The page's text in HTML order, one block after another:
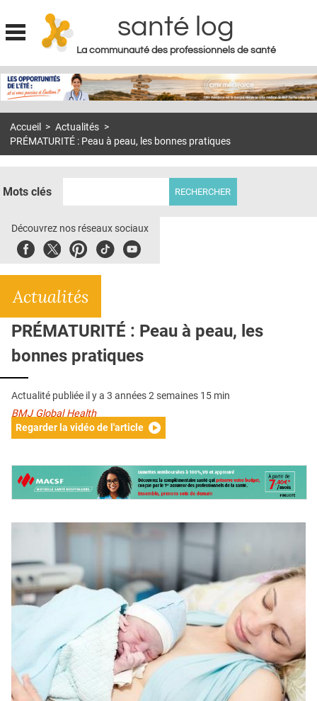
Jump to navigation
santé log
La communauté des professionnels de santé
MON COMPTE
S'ABONNER À LA REVUE SOIN À DOMICILE
DOSSIERS
E-REVUE SAD
L'APP
QUI SOMMES-NOUS ?
PUBLICITÉ
CONDITIONS GÉNÉRALES
CONTACT
CRÉDITS
Accueil > Actualités >
PRÉMATURITÉ : Peau à peau, les bonnes pratiques
Mots clés
Découvrez nos réseaux sociaux
FacebookTwitterPinterest
TiktokYoubute
Actualités
PRÉMATURITÉ : Peau à peau, les
bonnes pratiques
Actualité publiée il y a 3 années 2 semaines 15 min
BMJ Global Health
Regarder la vidéo de l'article